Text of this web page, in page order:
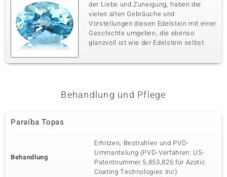
der Liebe und Zuneigung, haben die
vielen alten Gebräuche und
Vorstellungen diesen Edelstein mit einer
Geschichte umgeben, die ebenso
glanzvoll ist wie der Edelstein selbst.
Behandlung und Pflege
Paraíba Topas
Behandlung
Erhitzen, Bestrahlen und PVD-
Ummantelung (PVD-Verfahren: US-
Patentnummer 5,853,826 für Azotic
Coating Technologies Inc)